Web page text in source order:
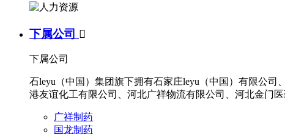
下属公司 
下属公司
石leyu（中国）集团旗下拥有石家庄leyu（中国）有限公
港友谊化工有限公司、河北广祥物流有限公司、河北金门
广祥制药
国龙制药